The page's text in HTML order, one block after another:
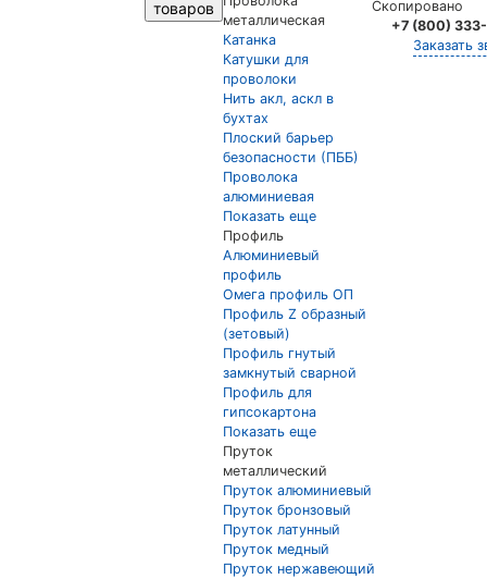
товаров
металлическая
Катанка
Катушки для
проволоки
Нить акл, аскл в
бухтах
Плоский барьер
безопасности (ПББ)
Проволока
алюминиевая
Показать еще
Профиль
Алюминиевый
профиль
Омега профиль ОП
Профиль Z образный
(зетовый)
Профиль гнутый
замкнутый сварной
Профиль для
гипсокартона
Показать еще
Пруток
металлический
Пруток алюминиевый
Пруток бронзовый
Пруток латунный
Пруток медный
Пруток нержавеющий
Скопировано
+7 (800)
Заказать